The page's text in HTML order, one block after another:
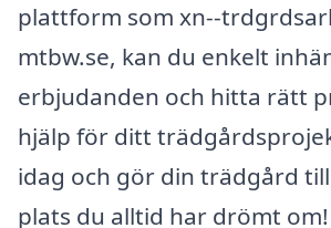
plattform som xn--
mtbw.se, kan du enkelt
erbjudanden och hitta rätt
hjälp för ditt
idag och gör din trädgård
plats du alltid har drömt om!